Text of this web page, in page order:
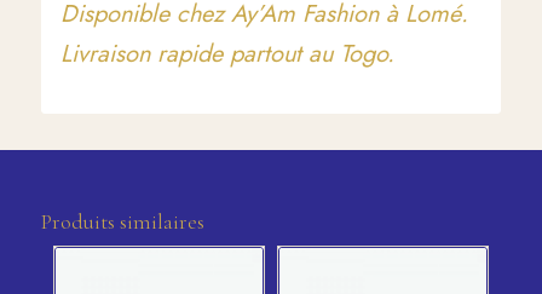
Disponible chez Ay’Am Fashion à Lomé.
Livraison rapide partout au Togo.
Produits similaires